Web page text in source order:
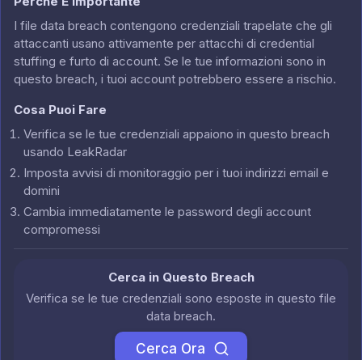
I file data breach contengono credenziali trapelate che gli
attaccanti usano attivamente per attacchi di credential
stuffing e furto di account. Se le tue informazioni sono in
questo breach, i tuoi account potrebbero essere a rischio.
Cosa Puoi Fare
Verifica se le tue credenziali appaiono in questo breach
usando LeakRadar
Imposta avvisi di monitoraggio per i tuoi indirizzi email e
domini
Cambia immediatamente le password degli account
compromessi
Cerca in Questo Breach
Verifica se le tue credenziali sono esposte in questo file
data breach.
Cerca Ora